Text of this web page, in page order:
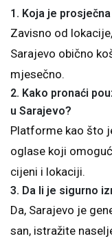
1. Koja je
Zavisno od
Sarajevo obično
mjesečno.
2. Kako pronaći
u Sarajevo?
Platforme kao što
oglase koji
cijeni i lokaciji.
3. Da li je sigurno
Da, Sarajevo je
san, istražite